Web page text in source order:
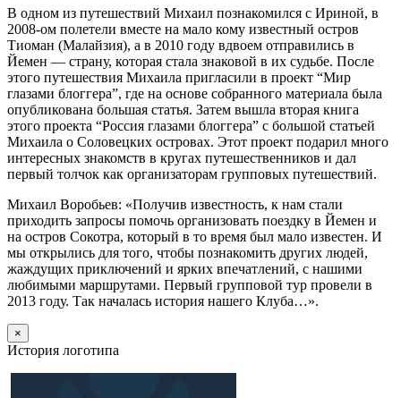
В одном из путешествий Михаил познакомился с Ириной, в
2008-ом полетели вместе на мало кому известный остров
Тиоман (Малайзия), а в 2010 году вдвоем отправились в
Йемен — страну, которая стала знаковой в их судьбе. После
этого путешествия Михаила пригласили в проект “Мир
глазами блоггера”, где на основе собранного материала была
опубликована большая статья. Затем вышла вторая книга
этого проекта “Россия глазами блоггера” с большой статьей
Михаила о Соловецких островах. Этот проект подарил много
интересных знакомств в кругах путешественников и дал
первый толчок как организаторам групповых путешествий.
Михаил Воробьев: «Получив известность, к нам стали
приходить запросы помочь организовать поездку в Йемен и
на остров Сокотра, который в то время был мало известен. И
мы открылись для того, чтобы познакомить других людей,
жаждущих приключений и ярких впечатлений, с нашими
любимыми маршрутами. Первый групповой тур провели в
2013 году. Так началась история нашего Клуба…».
×
История логотипа